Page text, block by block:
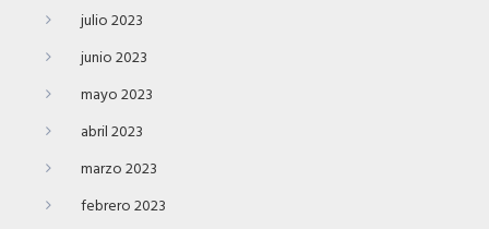
julio 2023
junio 2023
mayo 2023
abril 2023
marzo 2023
febrero 2023